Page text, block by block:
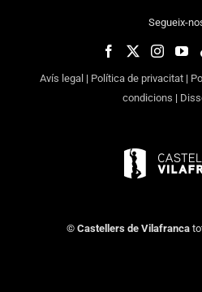
Segueix-
Avís legal| Política de privacitat|
condicions |
© Castellers de Vilafranca